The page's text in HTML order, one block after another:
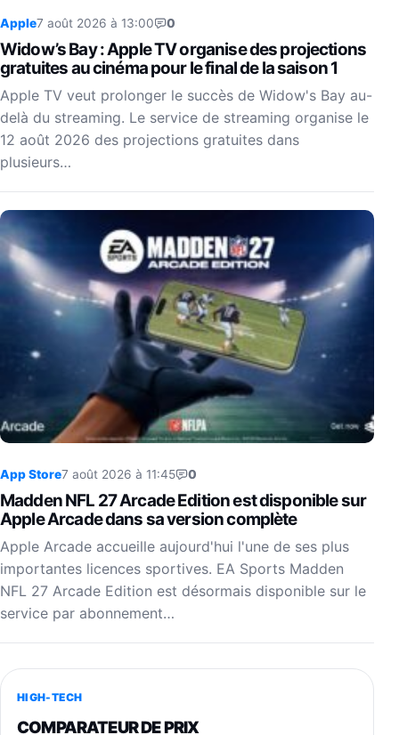
Apple7 août 2026 à 13:00 0
Widow’s Bay : Apple TV organise des projections
gratuites au cinéma pour le final de la saison 1
Apple TV veut prolonger le succès de Widow's Bay au-
delà du streaming. Le service de streaming organise le
12 août 2026 des projections gratuites dans
plusieurs…
App Store7 août 2026 à 11:45 0
Madden NFL 27 Arcade Edition est disponible sur
Apple Arcade dans sa version complète
Apple Arcade accueille aujourd'hui l'une de ses plus
importantes licences sportives. EA Sports Madden
NFL 27 Arcade Edition est désormais disponible sur le
service par abonnement…
HIGH-TECH
COMPARATEUR DE PRIX